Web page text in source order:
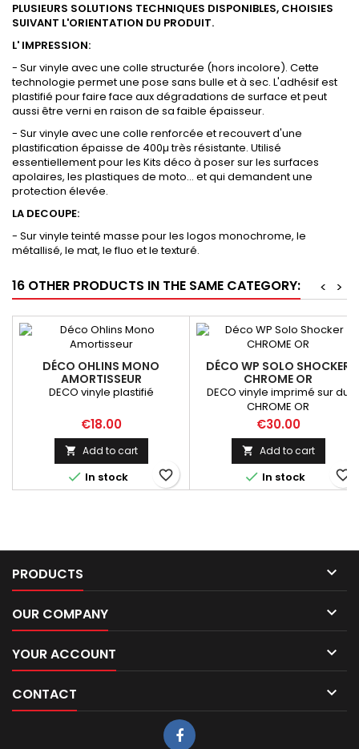
PLUSIEURS SOLUTIONS TECHNIQUES DISPONIBLES, CHOISIES
SUIVANT L'ORIENTATION DU PRODUIT.
L' IMPRESSION:
- Sur vinyle avec une colle structurée (hors incolore). Cette
technologie permet une pose sans bulle et à sec. L'adhésif est
plastifié pour faire face aux dégradations de surface et peut
aussi être verni en raison de sa faible épaisseur.
- Sur vinyle avec une colle renforcée et recouvert d'une
plastification épaisse de 400µ très résistante. Utilisé
essentiellement pour les Kits déco à poser sur les surfaces
apolaires, les plastiques de moto... et qui demandent une
protection élevée.
LA DECOUPE:
- Sur vinyle teinté masse pour les logos monochrome, le
métallisé, le mat, le fluo et le texturé.
16 OTHER PRODUCTS IN THE SAME CATEGORY: >
<
DÉCO OHLINS MONO
AMORTISSEUR
DECO vinyle plastifié
Price
€18.00
 Add to cart
 In stock favorite_border
DÉCO WP SOLO SHOCKER
CHROME OR
DECO vinyle imprimé sur du
CHROME OR
Price
€30.00
 Add to cart
 In stock favorite_border
PRODUCTS 
OUR COMPANY 
YOUR ACCOUNT 
CONTACT 